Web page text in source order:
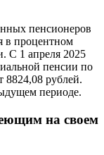
пенсионеров
в процентном
С 1 апреля 2025
пенсии по
8824,08 рублей.
периоде.
на своем